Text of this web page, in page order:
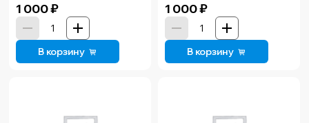
1 000₽
В корзину
1 000₽
В корзину